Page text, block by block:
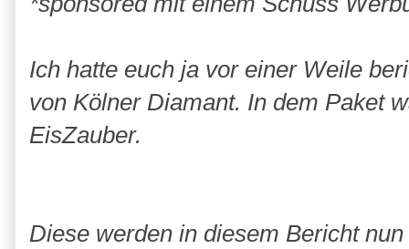
Ich hatte euch ja vor einer Weile
von Kölner Diamant. In dem Paket
EisZauber.
Diese werden in diesem Bericht